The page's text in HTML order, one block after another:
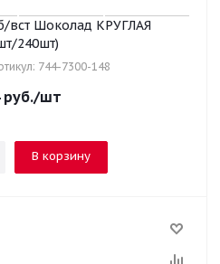
вст Шоколад КРУГЛАЯ
240шт)
744-7300-148
руб./шт
В корзину